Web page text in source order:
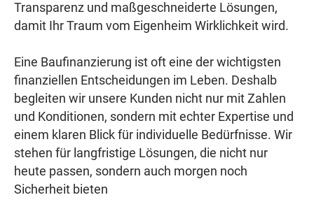
Transparenz und maßgeschneiderte Lösungen,
damit Ihr Traum vom Eigenheim Wirklichkeit wird.
Eine Baufinanzierung ist oft eine der wichtigsten
finanziellen Entscheidungen im Leben. Deshalb
begleiten wir unsere Kunden nicht nur mit Zahlen
und Konditionen, sondern mit echter Expertise und
einem klaren Blick für individuelle Bedürfnisse. Wir
stehen für langfristige Lösungen, die nicht nur
heute passen, sondern auch morgen noch
Sicherheit bieten